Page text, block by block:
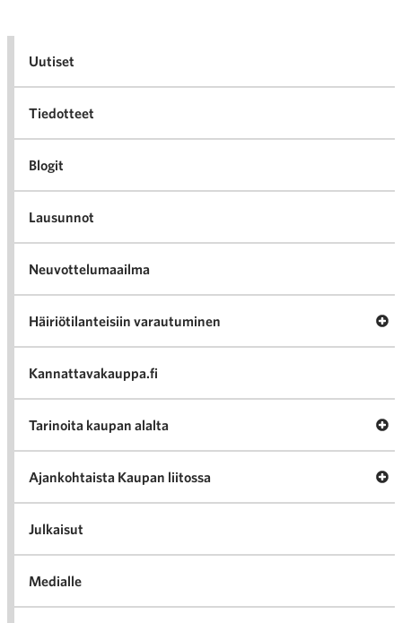
Uutiset
Tiedotteet
Blogit
Lausunnot
Neuvottelumaailma
Häiriötilanteisiin varautuminen
Kannattavakauppa.fi
Tarinoita kaupan alalta
Ajankohtaista Kaupan liitossa
Julkaisut
Medialle